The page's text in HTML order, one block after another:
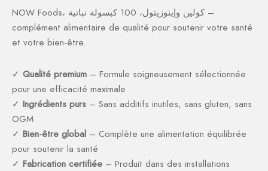
NOW Foods، كولين وإينوزيتول، 100 كبسولة نباتية –
complément alimentaire de qualité pour soutenir votre santé
et votre bien-être.
✓ Qualité premium – Formule soigneusement sélectionnée
pour une efficacité maximale
✓ Ingrédients purs – Sans additifs inutiles, sans gluten, sans
OGM
✓ Bien-être global – Complète une alimentation équilibrée
pour soutenir la santé
✓ Fabrication certifiée – Produit dans des installations